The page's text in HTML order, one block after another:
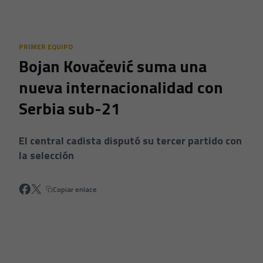
PRIMER EQUIPO
Bojan Kovačević suma una
nueva internacionalidad con
Serbia sub-21
El central cadista disputó su tercer partido con
la selección
Copiar enlace